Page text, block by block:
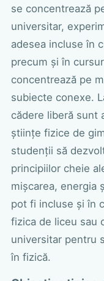
se concentrează
universitar,
adesea incluse în
precum și în
concentrează pe
subiecte conexe.
cădere liberă sunt
științe fizice de
studenții să
principiilor cheie
mișcarea, energia
pot fi incluse și în
fizica de liceu sau
universitar pentru
în fizică.